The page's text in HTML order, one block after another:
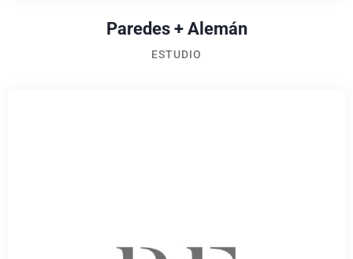
Paredes + Alemán
ESTUDIO